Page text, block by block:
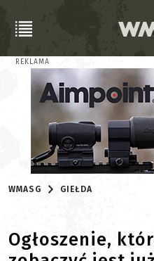
REKLAMA
WMASG GIEŁDA
Ogłoszenie,